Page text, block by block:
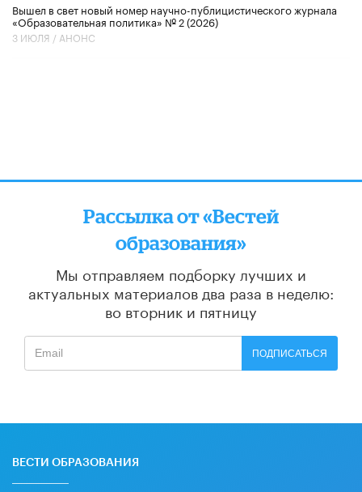
Вышел в свет новый номер научно-публицистического журнала
«Образовательная политика» № 2 (2026)
3 ИЮЛЯ / АНОНС
Рассылка от «Вестей
образования»
Мы отправляем подборку лучших и
актуальных материалов два раза в неделю:
во вторник и пятницу
ПОДПИСАТЬСЯ
ВЕСТИ ОБРАЗОВАНИЯ